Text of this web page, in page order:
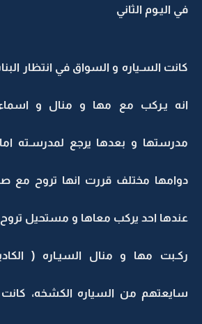
في اليـوم الثاني
كانت السـياره و السواق في انتظار
انه يـركب مع مها و منال و
مدرستها و بعدها يرجع لمدرسـته اما
دوامها مختلف قررت انها تروح مع
عندها احد يركب معاها و مستحيل تروح
ركـبت مها و منال السيـاره (
سايعتهم من السياره الكشخه، كانت